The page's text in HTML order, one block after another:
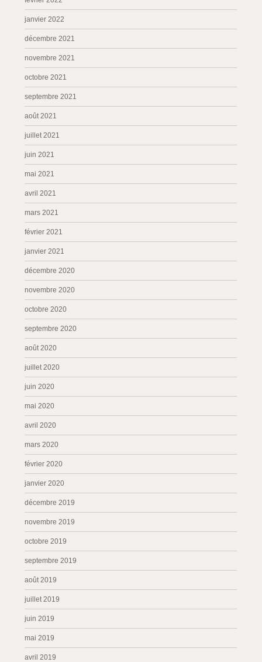
janvier 2022
décembre 2021
novembre 2021
octobre 2021
septembre 2021
août 2021
juillet 2021
juin 2021
mai 2021
avril 2021
mars 2021
février 2021
janvier 2021
décembre 2020
novembre 2020
octobre 2020
septembre 2020
août 2020
juillet 2020
juin 2020
mai 2020
avril 2020
mars 2020
février 2020
janvier 2020
décembre 2019
novembre 2019
octobre 2019
septembre 2019
août 2019
juillet 2019
juin 2019
mai 2019
avril 2019